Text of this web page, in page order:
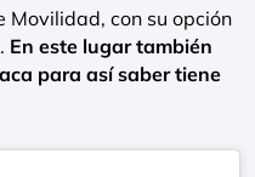
Movilidad, con su opción
En este lugar también
para así saber tiene